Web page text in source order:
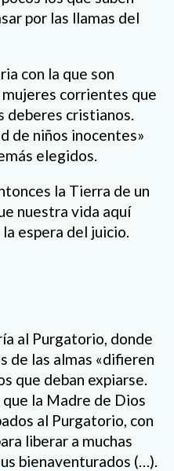
por las llamas del
con la que son
corrientes que
deberes cristianos.
de niños inocentes»
elegidos.
la Tierra de un
nuestra vida aquí
la espera del juicio.
al Purgatorio, donde
de las almas «difieren
que deban expiarse.
que la Madre de Dios
al Purgatorio, con
liberar a muchas
bienaventurados (…).